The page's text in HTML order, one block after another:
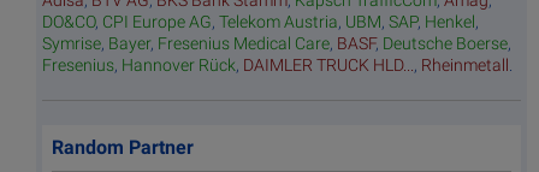
DO&CO, CPI Europe AG, Telekom Austria, UBM, SAP, Henkel,
Symrise, Bayer, Fresenius Medical Care, BASF, Deutsche Boerse,
Fresenius, Hannover Rück, DAIMLER TRUCK HLD... , Rheinmetall
Random Partner